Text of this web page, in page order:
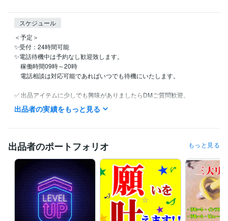
スケジュール
＜予定＞
✨受付：24時間可能
✨電話待機中は予約なし歓迎致します。
稼働時間09時～20時
電話相談は対応可能であればいつでも待機にいたします。
✅ 出品アイテムに少しでも興味がありましたらDMご質問歓迎。
✅ 割引クーポンコード →　KR68BV
経験職種
コンサルタント / 経営コンサルタント
経営・マネジメント / 経営者・CEO・COO 経験年数 : 33年
ライフスタイル・その他 / 占い師 経験年数 : 56年
受賞歴
審美眼（占い師になる為の本）
ビジネス・クリエイティブツール
出品者の実績をもっと見る
出品者のポートフォリオ もっと見る